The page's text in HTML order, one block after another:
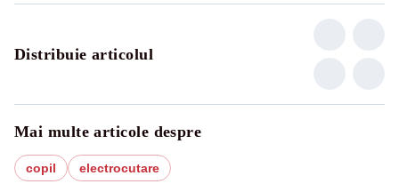
Distribuie articolul
Mai multe articole despre
copil electrocutare